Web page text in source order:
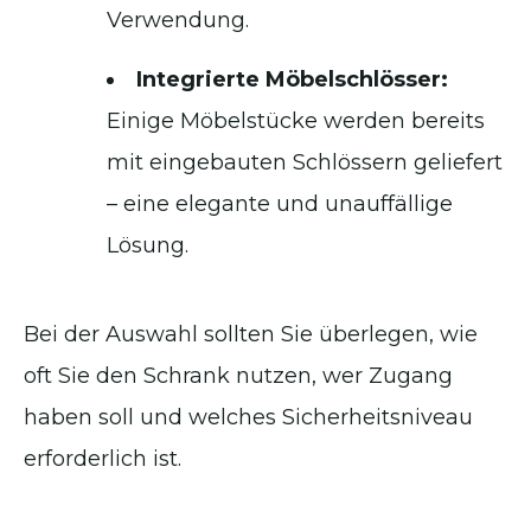
Verwendung.
Integrierte Möbelschlösser:
Einige Möbelstücke werden bereits
mit eingebauten Schlössern geliefert
– eine elegante und unauffällige
Lösung.
Bei der Auswahl sollten Sie überlegen, wie
oft Sie den Schrank nutzen, wer Zugang
haben soll und welches Sicherheitsniveau
erforderlich ist.